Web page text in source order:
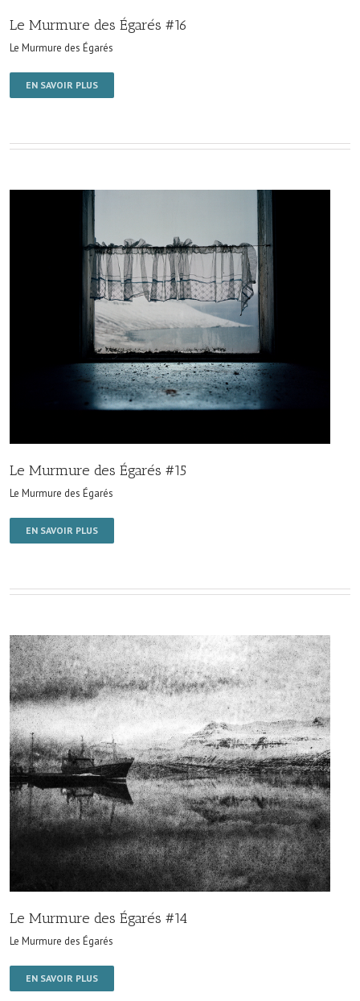
Le Murmure des Égarés #16
Le Murmure des Égarés
EN SAVOIR PLUS
Le Murmure des Égarés #15
Le Murmure des Égarés
EN SAVOIR PLUS
Le Murmure des Égarés #14
Le Murmure des Égarés
EN SAVOIR PLUS